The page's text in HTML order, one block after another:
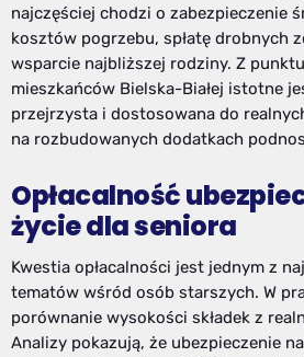
najczęściej chodzi o zabezpieczenie
kosztów pogrzebu, spłatę drobnych
wsparcie najbliższej rodziny. Z
mieszkańców Bielska-Białej istotne
przejrzysta i dostosowana do
na rozbudowanych dodatkach
Opłacalność
życie dla seniora
Kwestia opłacalności jest jednym z
tematów wśród osób starszych. W
porównanie wysokości składek z
Analizy pokazują, że ubezpieczenie